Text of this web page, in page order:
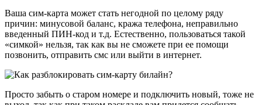
Ваша сим-карта может стать негодной по целому ряду
причин: минусовой баланс, кража телефона, неправильно
введенный ПИН-код и т.д. Естественно, пользоваться такой
«симкой» нельзя, так как вы не сможете при ее помощи
позвонить, отправить смс или выйти в интернет.
Просто забыть о старом номере и подключить новый, тоже не